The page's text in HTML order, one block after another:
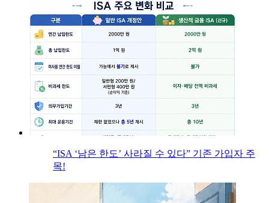
“ISA ‘남은 한도’ 사라질 수 있다” 기존 가입자 주
목!